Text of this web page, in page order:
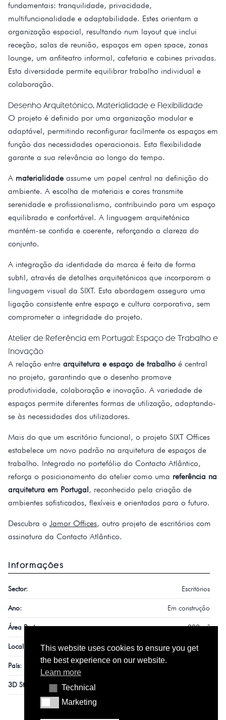
This website uses cookies to ensure you get
the best experience on our website.
Learn more
TechnicalTechnical
MarketingMarketing
fundamentais: tranquilidade, privacidade,
multifuncionalidade e adaptabilidade. Estes orientam a
organização espacial, resultando num layout que inclui
receção, salas de reunião, espaços em open space, zonas
lounge, um anfiteatro informal, cafetaria e cabines privadas.
Esta diversidade permite equilibrar trabalho individual e
colaboração.
Desenho Arquitetónico, Materialidade e Flexibilidade
O projeto é definido por uma organização modular e
adaptável, permitindo reconfigurar facilmente os espaços em
função das necessidades operacionais. Esta flexibilidade
garante a sua relevância ao longo do tempo.
A materialidade assume um papel central na definição do
ambiente. A escolha de materiais e cores transmite
serenidade e profissionalismo, contribuindo para um espaço
equilibrado e confortável. A linguagem arquitetónica
mantém-se contida e coerente, reforçando a clareza do
conjunto.
A integração da identidade da marca é feita de forma
subtil, através de detalhes arquitetónicos que incorporam a
linguagem visual da SIXT. Esta abordagem assegura uma
ligação consistente entre espaço e cultura corporativa, sem
comprometer a integridade do projeto.
Atelier de Referência em Portugal: Espaço de Trabalho e
Inovação
A relação entre arquitetura e espaço de trabalho é central
no projeto, garantindo que o desenho promove
produtividade, colaboração e inovação. A variedade de
espaços permite diferentes formas de utilização, adaptando-
se às necessidades dos utilizadores.
Mais do que um escritório funcional, o projeto SIXT Offices
estabelece um novo padrão na arquitetura de espaços de
trabalho. Integrado no portefólio do Contacto Atlântico,
reforça o posicionamento do atelier como uma referência na
arquitetura em Portugal, reconhecido pela criação de
ambientes sofisticados, flexíveis e orientados para o futuro.
Descubra o Jamor Offices, outro projeto de escritórios com
assinatura da Contacto Atlântico.
Informações
Sector: Escritórios
Ano: Em construção
Área Bruta: 800 m²
Localização: Parque das Nações
País:
3D Studio: